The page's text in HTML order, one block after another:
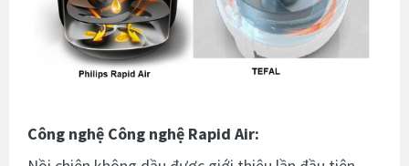
Công nghệ Công nghệ Rapid Air: